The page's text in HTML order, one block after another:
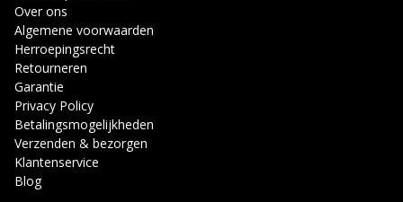
Over ons
Algemene voorwaarden
Herroepingsrecht
Retourneren
Garantie
Privacy Policy
Betalingsmogelijkheden
Verzenden & bezorgen
Klantenservice
Blog